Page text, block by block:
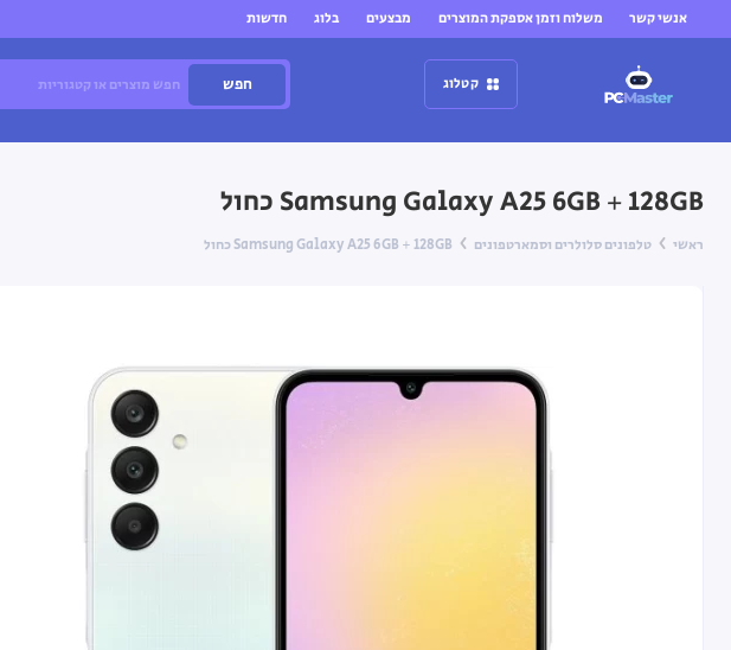
אנשי קשר משלוח וזמן אספקת המוצרים מבצעים בלוג חדשות
קטלוג חפש
Samsung Galaxy A25 6GB + 128GB כחול
ראשי טלפונים סלולרים וסמארטפונים Samsung Galaxy A25 6GB + 128GB כחול